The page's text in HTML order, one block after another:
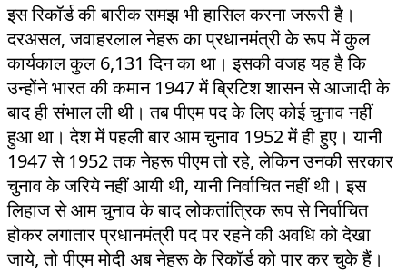
इस रिकॉर्ड की बारीक समझ भी हासिल करना जरूरी है।
दरअसल, जवाहरलाल नेहरू का प्रधानमंत्री के रूप में कुल
कार्यकाल कुल 6,131 दिन का था। इसकी वजह यह है कि
उन्होंने भारत की कमान 1947 में ब्रिटिश शासन से आजादी के
बाद ही संभाल ली थी। तब पीएम पद के लिए कोई चुनाव नहीं
हुआ था। देश में पहली बार आम चुनाव 1952 में ही हुए। यानी
1947 से 1952 तक नेहरू पीएम तो रहे, लेकिन उनकी सरकार
चुनाव के जरिये नहीं आयी थी, यानी निर्वाचित नहीं थी। इस
लिहाज से आम चुनाव के बाद लोकतांत्रिक रूप से निर्वाचित
होकर लगातार प्रधानमंत्री पद पर रहने की अवधि को देखा
जाये, तो पीएम मोदी अब नेहरू के रिकॉर्ड को पार कर चुके हैं।